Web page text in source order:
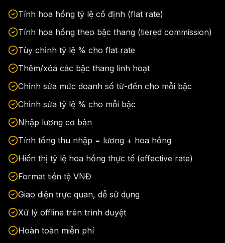
Tính hoa hồng tỷ lệ cố định (flat rate)
Tính hoa hồng theo bậc thang (tiered commission)
Tùy chỉnh tỷ lệ % cho flat rate
Thêm/xóa các bậc thang linh hoạt
Chỉnh sửa mức doanh số từ-đến cho mỗi bậc
Chỉnh sửa tỷ lệ % cho mỗi bậc
Nhập lương cơ bản
Tính tổng thu nhập = lương + hoa hồng
Hiển thị tỷ lệ hoa hồng thực tế (effective rate)
Format tiền tệ VNĐ
Giao diện trực quan, dễ sử dụng
Xử lý offline trên trình duyệt
Hoàn toàn miễn phí